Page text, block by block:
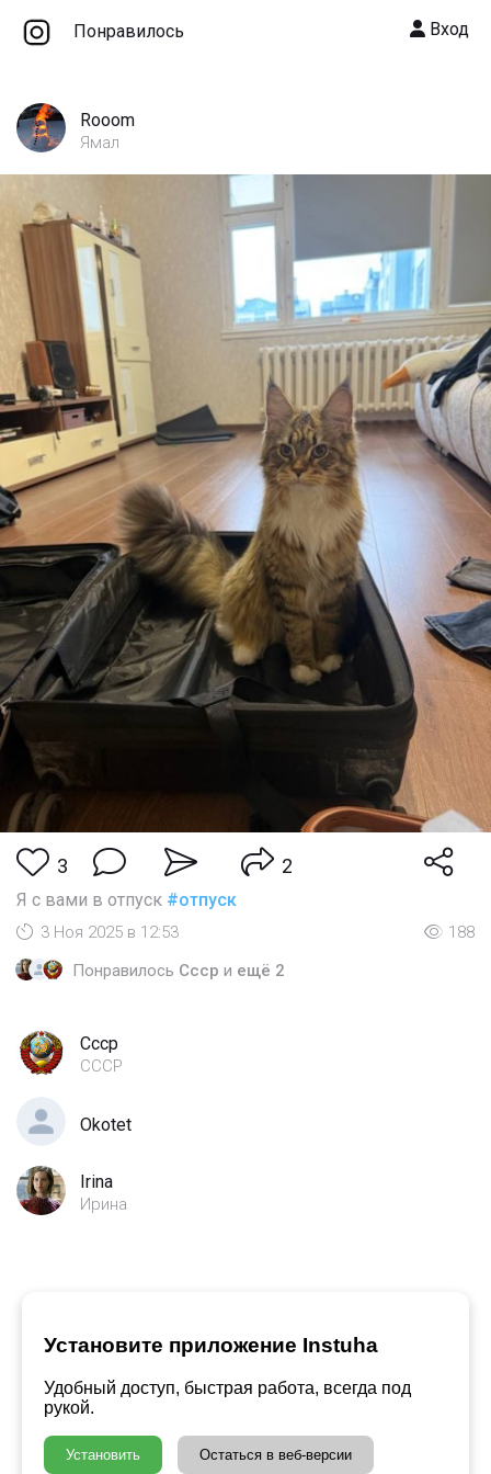
Установите приложение Instuha
Удобный доступ, быстрая работа, всегда под
рукой.
Установить Остаться в веб-версии
Понравилось Вход
Rooom
Ямал
3 2
Я с вами в отпуск #отпуск
3 Ноя 2025 в 12:53
188
Понравилось Cccp и ещё 2
Cccp
СССР
Okotet
Irina
Ирина